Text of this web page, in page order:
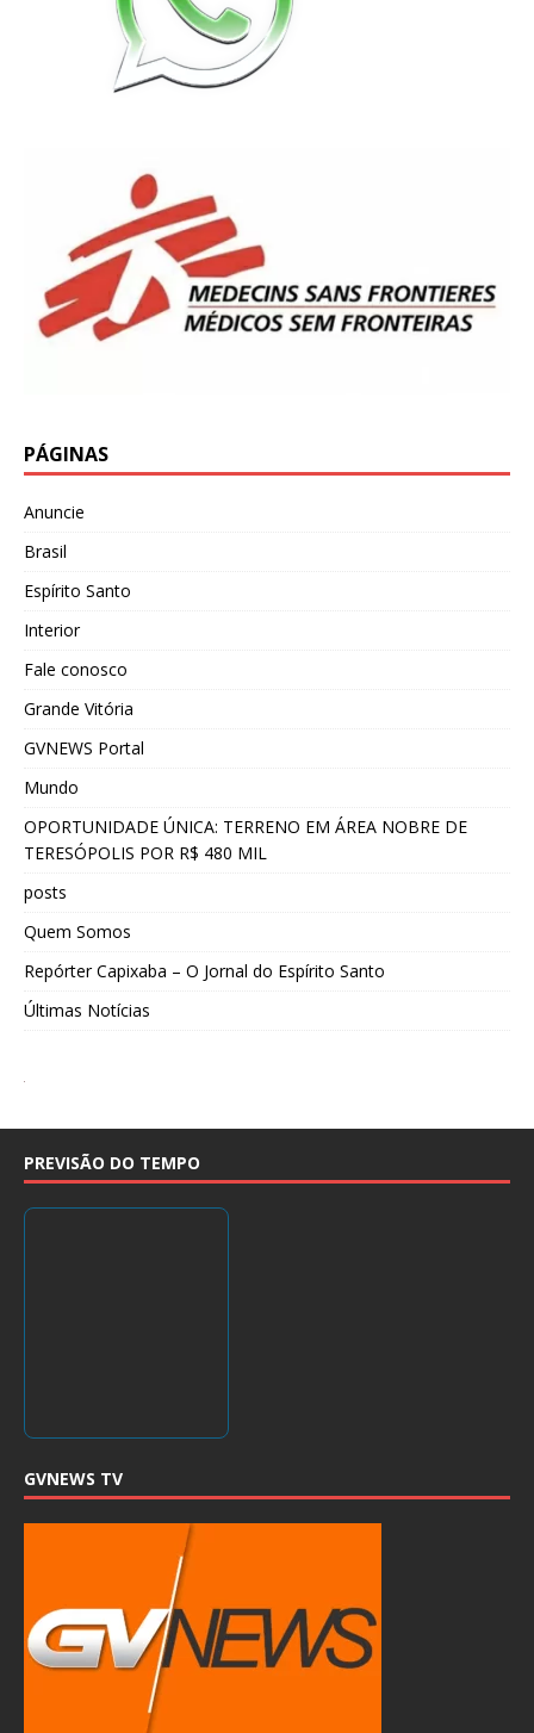
PÁGINAS
Anuncie
Brasil
Espírito Santo
Interior
Fale conosco
Grande Vitória
GVNEWS Portal
Mundo
OPORTUNIDADE ÚNICA: TERRENO EM ÁREA NOBRE DE
TERESÓPOLIS POR R$ 480 MIL
posts
Quem Somos
Repórter Capixaba – O Jornal do Espírito Santo
Últimas Notícias
PREVISÃO DO TEMPO
GVNEWS TV